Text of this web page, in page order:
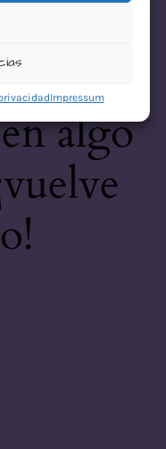
Impressum
algo